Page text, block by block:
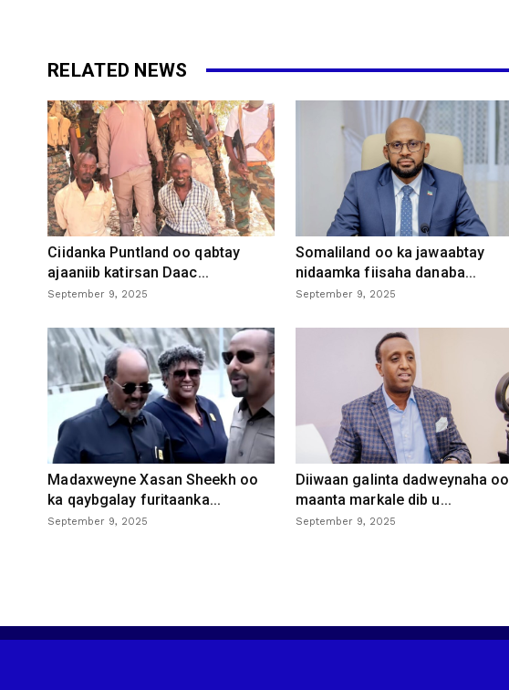
RELATED NEWS
Ciidanka Puntland oo qabtay
ajaaniib katirsan Daac...
September 9, 2025
Somaliland oo ka jawaabtay
nidaamka fiisaha danaba...
September 9, 2025
Madaxweyne Xasan Sheekh oo
ka qaybgalay furitaanka...
September 9, 2025
Diiwaan galinta dadweynaha oo
maanta markale dib u...
September 9, 2025